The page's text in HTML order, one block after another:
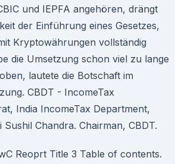
und IEPFA angehören, drängt
der Einführung eines Gesetzes,
Kryptowährungen vollständig
die Umsetzung schon viel zu lange
lautete die Botschaft im
CBDT - IncomeTax
India IncomeTax Department,
Chandra. Chairman, CBDT.
Reoprt Title 3 Table of contents.